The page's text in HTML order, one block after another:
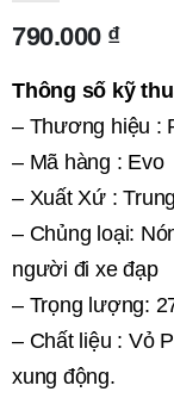
790.000 ₫
Thông số kỹ
– Thương hiệu :
– Mã hàng : Evo
– Xuất Xứ :
– Chủng loại:
người đi xe đạp
– Trọng lượng:
– Chất liệu : Vỏ
xung động.